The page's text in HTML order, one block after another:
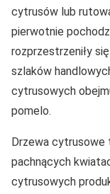
cytrusów lub
pierwotnie
rozprzestrzeniły
szlaków
cytrusowych
pomelo.
Drzewa cytrusowe
pachnących
cytrusowych